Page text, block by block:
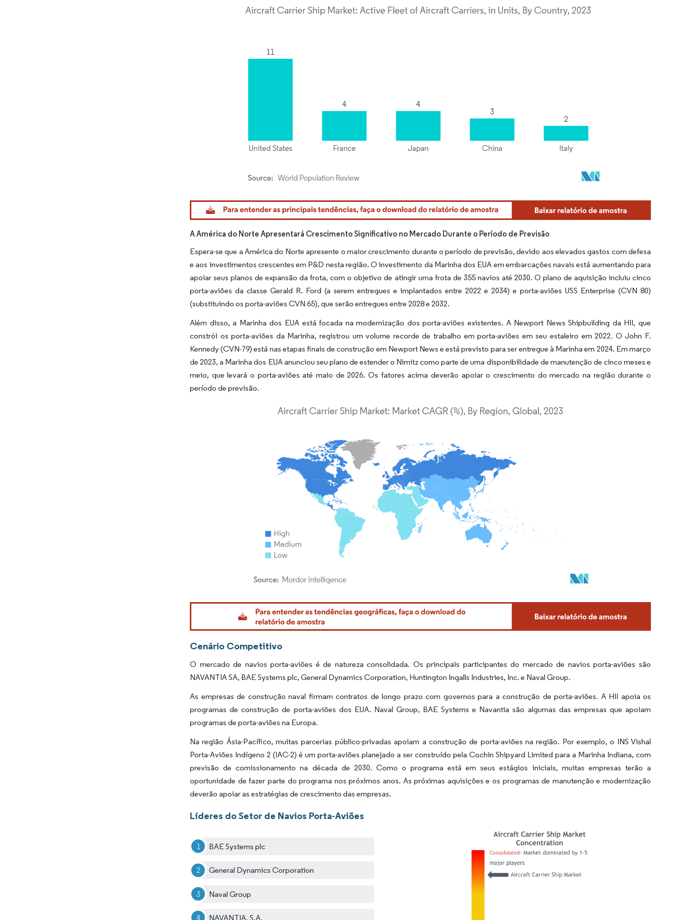
Imagem © Mordor Intelligence. O reuso requer atribuição conforme CC BY 4.0.
A América do Norte Apresentará Crescimento Significativo no Mercado Durante o Período de Previsão
Espera-se que a América do Norte apresente o maior crescimento durante o período de previsão, devido aos elevados gastos com defesa
e aos investimentos crescentes em P&D nesta região. O investimento da Marinha dos EUA em embarcações navais está aumentando para
apoiar seus planos de expansão da frota, com o objetivo de atingir uma frota de 355 navios até 2030. O plano de aquisição incluiu cinco
porta-aviões da classe Gerald R. Ford (a serem entregues e implantados entre 2022 e 2034) e porta-aviões USS Enterprise (CVN 80)
(substituindo os porta-aviões CVN 65), que serão entregues entre 2028 e 2032.
Além disso, a Marinha dos EUA está focada na modernização dos porta-aviões existentes. A Newport News Shipbuilding da HII, que
constrói os porta-aviões da Marinha, registrou um volume recorde de trabalho em porta-aviões em seu estaleiro em 2022. O John F.
Kennedy (CVN-79) está nas etapas finais de construção em Newport News e está previsto para ser entregue à Marinha em 2024. Em março
de 2023, a Marinha dos EUA anunciou seu plano de estender o Nimitz como parte de uma disponibilidade de manutenção de cinco meses e
meio, que levará o porta-aviões até maio de 2026. Os fatores acima deverão apoiar o crescimento do mercado na região durante o
período de previsão.
Imagem © Mordor Intelligence. O reuso requer atribuição conforme CC BY 4.0.
Cenário Competitivo
O mercado de navios porta-aviões é de natureza consolidada. Os principais participantes do mercado de navios porta-aviões são
NAVANTIA SA, BAE Systems plc, General Dynamics Corporation, Huntington Ingalls Industries, Inc. e Naval Group.
As empresas de construção naval firmam contratos de longo prazo com governos para a construção de porta-aviões. A HII apoia os
programas de construção de porta-aviões dos EUA. Naval Group, BAE Systems e Navantia são algumas das empresas que apoiam
programas de porta-aviões na Europa.
Na região Ásia-Pacífico, muitas parcerias público-privadas apoiam a construção de porta-aviões na região. Por exemplo, o INS Vishal
Porta-Aviões Indígeno 2 (IAC-2) é um porta-aviões planejado a ser construído pela Cochin Shipyard Limited para a Marinha Indiana, com
previsão de comissionamento na década de 2030. Como o programa está em seus estágios iniciais, muitas empresas terão a
oportunidade de fazer parte do programa nos próximos anos. As próximas aquisições e os programas de manutenção e modernização
deverão apoiar as estratégias de crescimento das empresas.
Líderes do Setor de Navios Porta-Aviões
BAE Systems plc
General Dynamics Corporation
Naval Group
NAVANTIA, S.A.